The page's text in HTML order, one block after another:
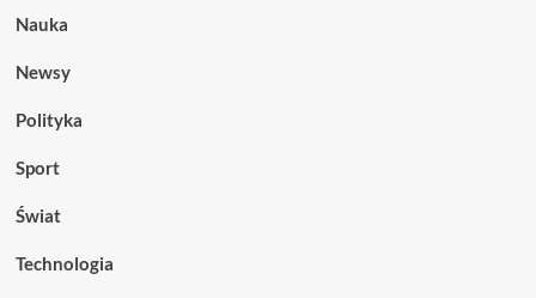
Nauka
Newsy
Polityka
Sport
Świat
Technologia